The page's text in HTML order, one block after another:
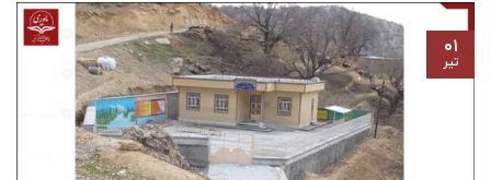
۰۱
تیر